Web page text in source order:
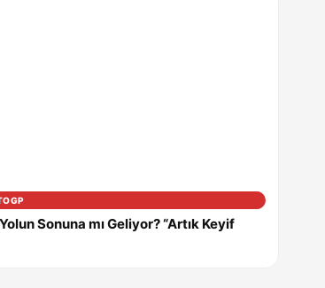
Sonuna mı Geliyor? “Artık Keyif